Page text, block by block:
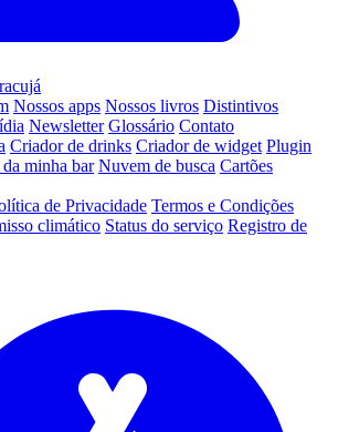
Nossos apps Nossos livros Distintivos
Newsletter Glossário Contato
Criador de drinks Criador de widget Plugin
minha bar Nuvem de busca Cartões
de Privacidade Termos e Condições
climático Status do serviço Registro de